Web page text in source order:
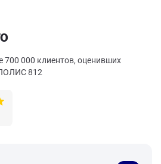
700 000 клиентов, оценивших
812